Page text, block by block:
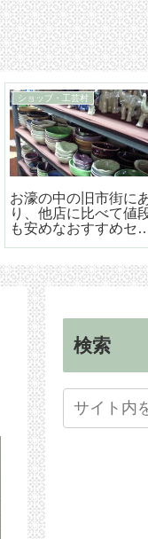
90日レポート
「90日レポート」を
出する
検索